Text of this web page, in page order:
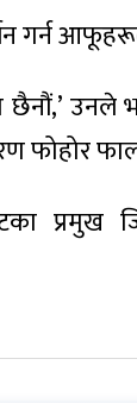
गर्न
फोहोर
प्रमुख